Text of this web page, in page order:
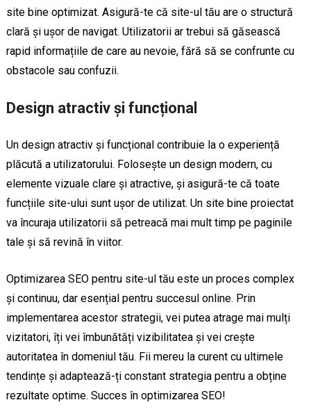
site bine optimizat. Asigură-te că site-ul tău are o structură
clară și ușor de navigat. Utilizatorii ar trebui să găsească
rapid informațiile de care au nevoie, fără să se confrunte cu
obstacole sau confuzii.
Design atractiv și funcțional
Un design atractiv și funcțional contribuie la o experiență
plăcută a utilizatorului. Folosește un design modern, cu
elemente vizuale clare și atractive, și asigură-te că toate
funcțiile site-ului sunt ușor de utilizat. Un site bine proiectat
va încuraja utilizatorii să petreacă mai mult timp pe paginile
tale și să revină în viitor.
Optimizarea SEO pentru site-ul tău este un proces complex
și continuu, dar esențial pentru succesul online. Prin
implementarea acestor strategii, vei putea atrage mai mulți
vizitatori, îți vei îmbunătăți vizibilitatea și vei crește
autoritatea în domeniul tău. Fii mereu la curent cu ultimele
tendințe și adaptează-ți constant strategia pentru a obține
rezultate optime. Succes în optimizarea SEO!